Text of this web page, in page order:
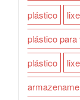
plástico
plástico
plástico